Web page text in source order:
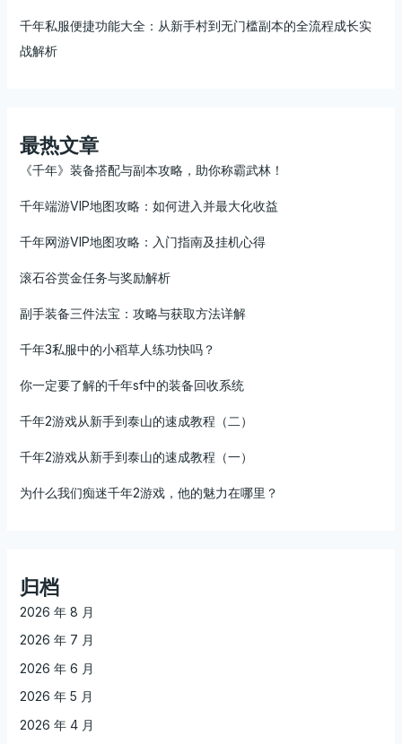
千年私服便捷功能大全：从新手村到无门槛副本的全流程成长实
战解析
最热文章
《千年》装备搭配与副本攻略，助你称霸武林！
千年端游VIP地图攻略：如何进入并最大化收益
千年网游VIP地图攻略：入门指南及挂机心得
滚石谷赏金任务与奖励解析
副手装备三件法宝：攻略与获取方法详解
千年3私服中的小稻草人练功快吗？
你一定要了解的千年sf中的装备回收系统
千年2游戏从新手到泰山的速成教程（二）
千年2游戏从新手到泰山的速成教程（一）
为什么我们痴迷千年2游戏，他的魅力在哪里？
归档
2026 年 8 月
2026 年 7 月
2026 年 6 月
2026 年 5 月
2026 年 4 月